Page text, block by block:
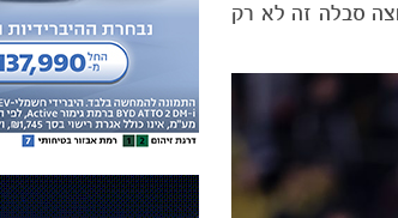
סבלה זה לא רק